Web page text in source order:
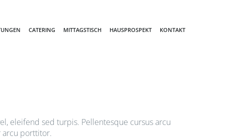
CATERING MITTAGSTISCH HAUSPROSPEKT KONTAKT
eleifend sed turpis. Pellentesque cursus arcu
arcu porttitor.